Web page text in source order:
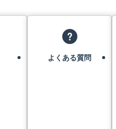
よくある質問